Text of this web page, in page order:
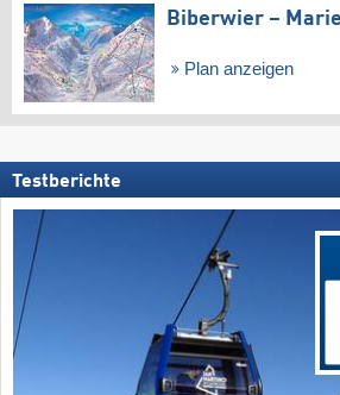
Biberwier –
Plan anzeigen
Testberichte